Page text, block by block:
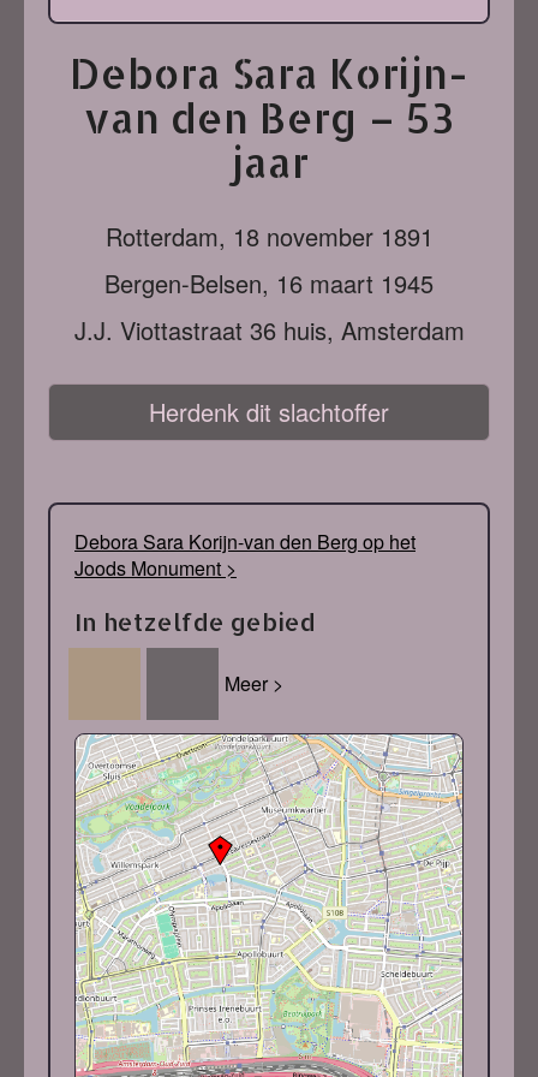
Debora Sara Korijn-
van den Berg – 53
jaar
Rotterdam, 18 november 1891
Bergen-Belsen, 16 maart 1945
J.J. Viottastraat 36 huis, Amsterdam
Herdenk dit slachtoffer
Debora Sara Korijn-van den Berg op het
Joods Monument >
In hetzelfde gebied
Meer >